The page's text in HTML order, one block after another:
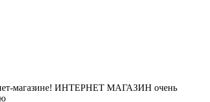
магазине! ИНТЕРНЕТ МАГАЗИН очень